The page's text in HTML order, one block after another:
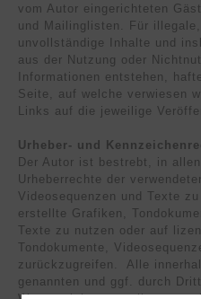
vom Autor eingerichteten
und Mailinglisten. Für
unvollständige Inhalte und
aus der Nutzung oder
Informationen entstehen,
Seite, auf welche verwiesen
Links auf die jeweilige
Urheber- und
Der Autor ist bestrebt, in
Urheberrechte der
Videosequenzen und Texte
erstellte Grafiken,
Texte zu nutzen oder auf
Tondokumente,
zurückzugreifen. Alle
genannten und ggf. durch